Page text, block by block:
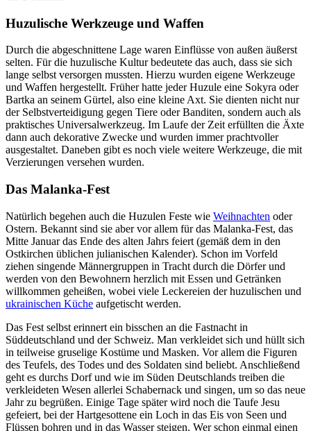
Huzulische Werkzeuge und Waffen
Durch die abgeschnittene Lage waren Einflüsse von außen äußerst
selten. Für die huzulische Kultur bedeutete das auch, dass sie sich
lange selbst versorgen mussten. Hierzu wurden eigene Werkzeuge
und Waffen hergestellt. Früher hatte jeder Huzule eine Sokyra oder
Bartka an seinem Gürtel, also eine kleine Axt. Sie dienten nicht nur
der Selbstverteidigung gegen Tiere oder Banditen, sondern auch als
praktisches Universalwerkzeug. Im Laufe der Zeit erfüllten die Äxte
dann auch dekorative Zwecke und wurden immer prachtvoller
ausgestaltet. Daneben gibt es noch viele weitere Werkzeuge, die mit
Verzierungen versehen wurden.
Das Malanka-Fest
Natürlich begehen auch die Huzulen Feste wie Weihnachten oder
Ostern. Bekannt sind sie aber vor allem für das Malanka-Fest, das
Mitte Januar das Ende des alten Jahrs feiert (gemäß dem in den
Ostkirchen üblichen julianischen Kalender). Schon im Vorfeld
ziehen singende Männergruppen in Tracht durch die Dörfer und
werden von den Bewohnern herzlich mit Essen und Getränken
willkommen geheißen, wobei viele Leckereien der huzulischen und
ukrainischen Küche aufgetischt werden.
Das Fest selbst erinnert ein bisschen an die Fastnacht in
Süddeutschland und der Schweiz. Man verkleidet sich und hüllt sich
in teilweise gruselige Kostüme und Masken. Vor allem die Figuren
des Teufels, des Todes und des Soldaten sind beliebt. Anschließend
geht es durchs Dorf und wie im Süden Deutschlands treiben die
verkleideten Wesen allerlei Schabernack und singen, um so das neue
Jahr zu begrüßen. Einige Tage später wird noch die Taufe Jesu
gefeiert, bei der Hartgesottene ein Loch in das Eis von Seen und
Flüssen bohren und in das Wasser steigen. Wer schon einmal einen